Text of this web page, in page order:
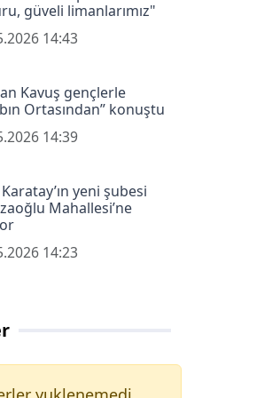
güveli limanlarımız"
14:43
Kavuş gençlerle
Ortasından” konuştu
14:39
yeni şubesi
Mahallesi’ne
14:23